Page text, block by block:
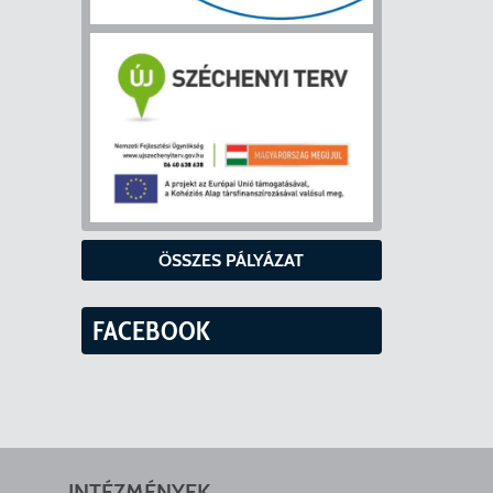
ÖSSZES PÁLYÁZAT
FACEBOOK